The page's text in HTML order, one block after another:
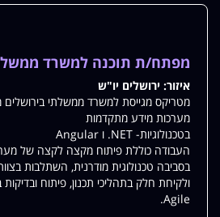
מפתח/ת תוכנה למשרד
איזור: ירושלים יו"ש
מטריקס מגייסת למשרד ממשלתי
מערכות מידע מתקדמות
בטכנולוגיות- NET. ו Angular
העבודה כוללת פיתוח מקצה לקצה של
בסביבה טכנולוגית מודרנית, השתלבות
ולקיחת חלק בתהליכי תכנון, פיתוח
Agile.